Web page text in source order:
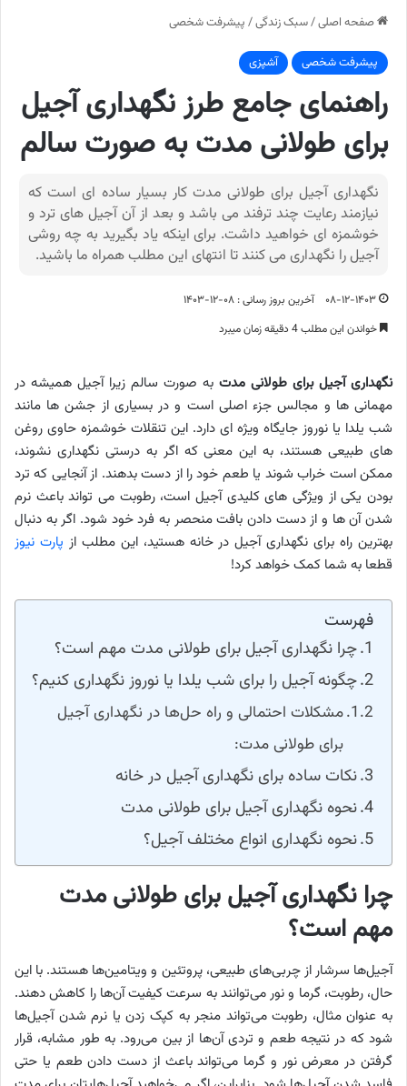
صفحه اصلی/سبک زندگی/ پیشرفت شخصی
پیشرفت شخصی آشپزی
راهنمای جامع طرز نگهداری آجیل
برای طولانی مدت به صورت سالم
نگهداری آجیل برای طولانی مدت کار بسیار ساده ای است که
نیازمند رعایت چند ترفند می باشد و بعد از آن آجیل های ترد و
خوشمزه ای خواهید داشت. برای اینکه یاد بگیرید به چه روشی
آجیل را نگهداری می کنند تا انتهای این مطلب همراه ما باشید.
۰۸-۱۲-۱۴۰۳
آخرین بروز رسانی : ۰۸-۱۲-۱۴۰۳
خواندن این مطلب 4 دقیقه زمان میبرد
نگهداری آجیل برای طولانی مدت به صورت سالم زیرا آجیل همیشه در
مهمانی ها و مجالس جزء اصلی است و در بسیاری از جشن ها مانند
شب یلدا یا نوروز جایگاه ویژه ای دارد. این تنقلات خوشمزه حاوی روغن
های طبیعی هستند، به این معنی که اگر به درستی نگهداری نشوند،
ممکن است خراب شوند یا طعم خود را از دست بدهند. از آنجایی که ترد
بودن یکی از ویژگی های کلیدی آجیل است، رطوبت می تواند باعث نرم
شدن آن ها و از دست دادن بافت منحصر به فرد خود شود. اگر به دنبال
بهترین راه برای نگهداری آجیل در خانه هستید، این مطلب از پارت نیوز
قطعا به شما کمک خواهد کرد!
فهرست
چرا نگهداری آجیل برای طولانی مدت مهم است؟
چگونه آجیل را برای شب یلدا یا نوروز نگهداری کنیم؟
مشکلات احتمالی و راه حل‌ها در نگهداری آجیل
برای طولانی مدت:
نکات ساده برای نگهداری آجیل در خانه
نحوه نگهداری آجیل برای طولانی مدت
نحوه نگهداری انواع مختلف آجیل؟
چرا نگهداری آجیل برای طولانی مدت
مهم است؟
آجیل‌ها سرشار از چربی‌های طبیعی، پروتئین و ویتامین‌ها هستند. با این
حال، رطوبت، گرما و نور می‌توانند به سرعت کیفیت آن‌ها را کاهش دهند.
به عنوان مثال، رطوبت می‌تواند منجر به کپک زدن یا نرم شدن آجیل‌ها
شود که در نتیجه طعم و تردی آن‌ها از بین می‌رود. به طور مشابه، قرار
گرفتن در معرض نور و گرما می‌تواند باعث از دست دادن طعم یا حتی